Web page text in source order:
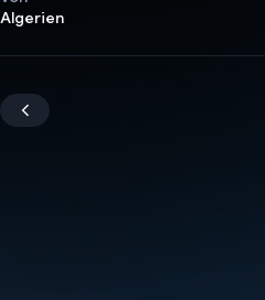
Algerien